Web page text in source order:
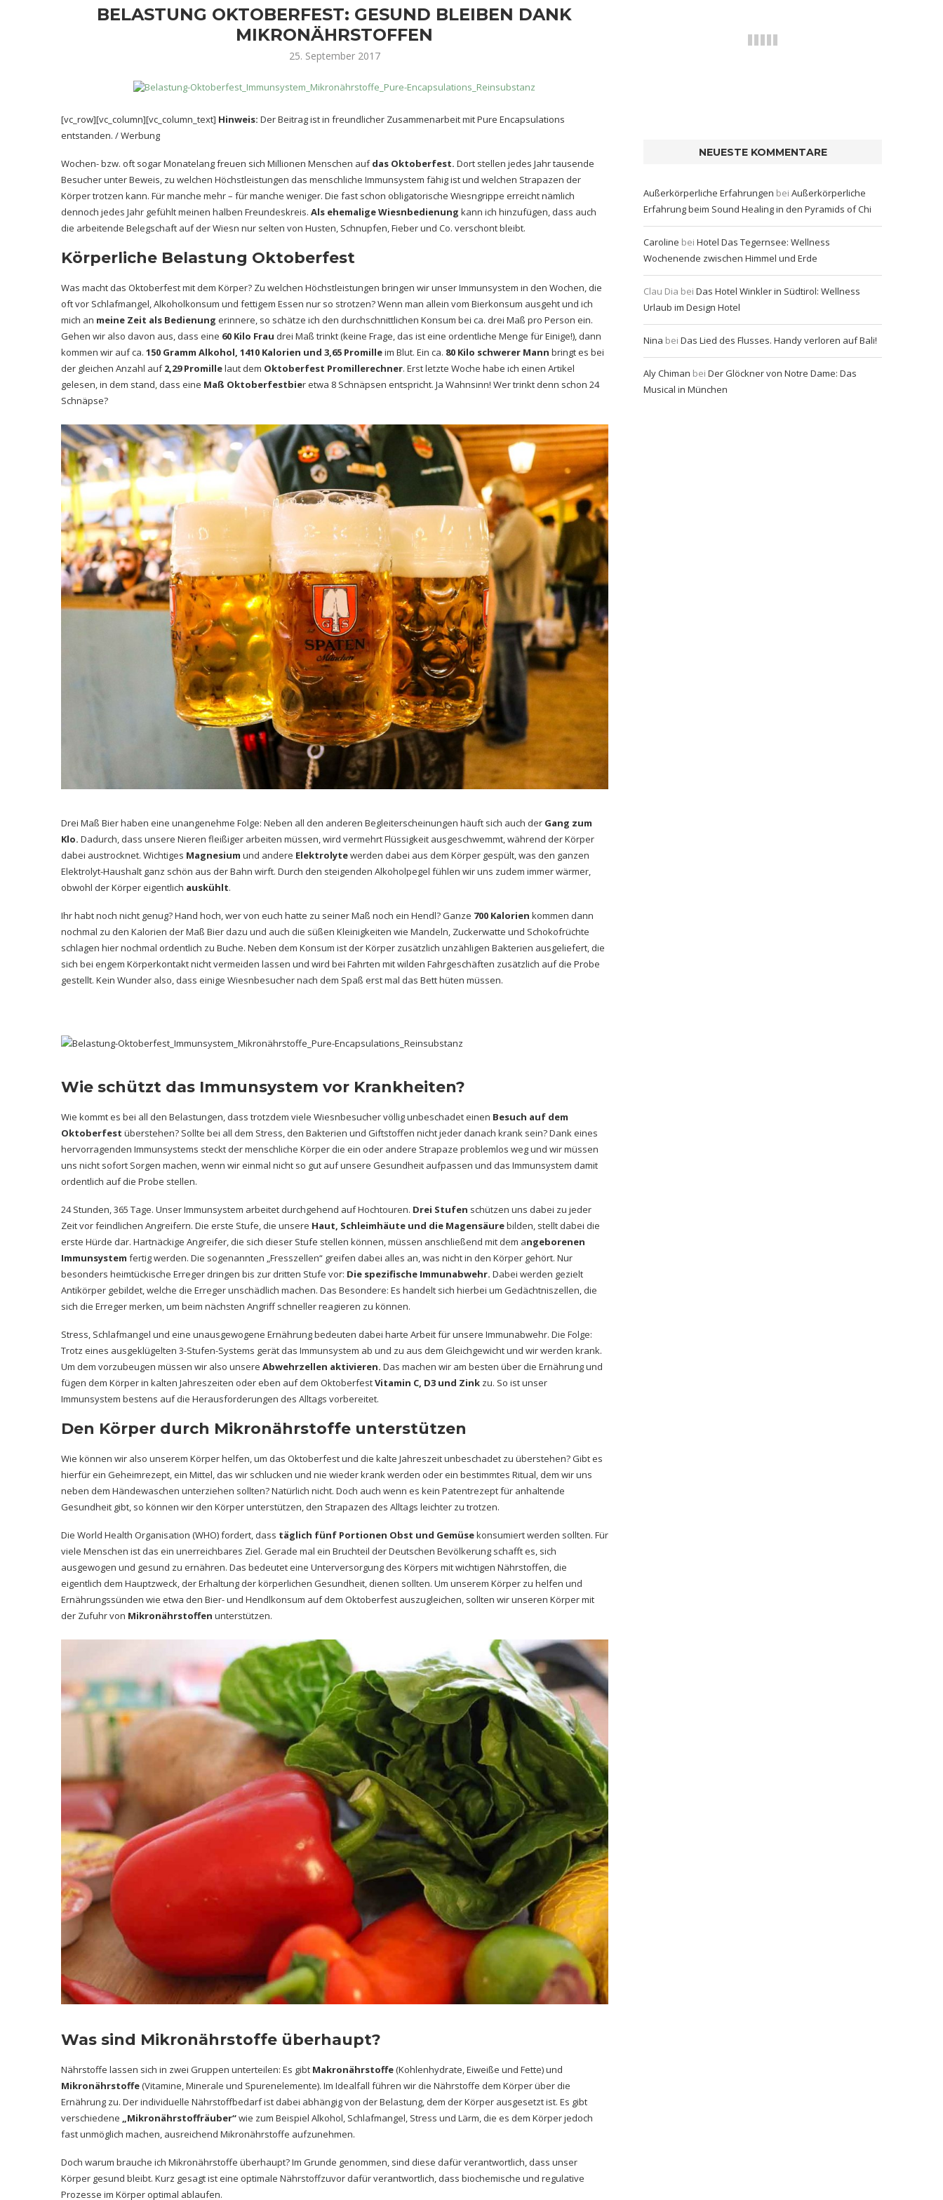
BELASTUNG OKTOBERFEST: GESUND BLEIBEN DANK
MIKRONÄHRSTOFFEN
25. September 2017
[vc_row][vc_column][vc_column_text] Hinweis: Der Beitrag ist in freundlicher Zusammenarbeit mit Pure Encapsulations
entstanden. / Werbung
Wochen- bzw. oft sogar Monatelang freuen sich Millionen Menschen aufdas Oktoberfest. Dort stellen jedes Jahr tausende
Besucher unter Beweis, zu welchen Höchstleistungen das menschliche Immunsystem fähig ist und welchen Strapazen der
Körper trotzen kann. Für manche mehr – für manche weniger. Die fast schon obligatorische Wiesngrippe erreicht nämlich
dennoch jedes Jahr gefühlt meinen halben Freundeskreis. Als ehemalige Wiesnbedienung kann ich hinzufügen, dass auch
die arbeitende Belegschaft auf der Wiesn nur selten von Husten, Schnupfen, Fieber und Co. verschont bleibt.
Körperliche Belastung Oktoberfest
Was macht das Oktoberfest mit dem Körper? Zu welchen Höchstleistungen bringen wir unser Immunsystem in den Wochen, die
oft vor Schlafmangel, Alkoholkonsum und fettigem Essen nur so strotzen? Wenn man allein vom Bierkonsum ausgeht und ich
mich an meine Zeit als Bedienung erinnere, so schätze ich den durchschnittlichen Konsum bei ca. drei Maß pro Person ein.
Gehen wir also davon aus, dass eine 60 Kilo Frau drei Maß trinkt (keine Frage, das ist eine ordentliche Menge für Einige!), dann
kommen wir auf ca. 150 Gramm Alkohol, 1410 Kalorien und 3,65 Promilleim Blut. Ein ca. 80 Kilo schwerer Mann bringt es bei
der gleichen Anzahl auf2,29 Promillelaut dem Oktoberfest Promillerechner. Erst letzte Woche habe ich einen Artikel
gelesen, in dem stand, dass eine Maß Oktoberfestbier etwa 8 Schnäpsen entspricht. Ja Wahnsinn! Wer trinkt denn schon 24
Schnäpse?
Drei Maß Bier haben eine unangenehme Folge: Neben all den anderen Begleiterscheinungen häuft sich auch der Gang zum
Klo. Dadurch, dass unsere Nieren fleißiger arbeiten müssen, wird vermehrt Flüssigkeit ausgeschwemmt, während der Körper
dabei austrocknet. Wichtiges Magnesium und andere Elektrolytewerden dabei aus dem Körper gespült, was den ganzen
Elektrolyt-Haushalt ganz schön aus der Bahn wirft. Durch den steigenden Alkoholpegel fühlen wir uns zudem immer wärmer,
obwohl der Körper eigentlich auskühlt.
Ihr habt noch nicht genug? Hand hoch, wer von euch hatte zu seiner Maß noch ein Hendl? Ganze 700 Kalorien kommen dann
nochmal zu den Kalorien der Maß Bier dazu und auch die süßen Kleinigkeiten wie Mandeln, Zuckerwatte und Schokofrüchte
schlagen hier nochmal ordentlich zu Buche. Neben dem Konsum ist der Körper zusätzlich unzähligen Bakterien ausgeliefert, die
sich bei engem Körperkontakt nicht vermeiden lassen und wird bei Fahrten mit wilden Fahrgeschäften zusätzlich auf die Probe
gestellt. Kein Wunder also, dass einige Wiesnbesucher nach dem Spaß erst mal das Bett hüten müssen.
Wie schützt das Immunsystem vor Krankheiten?
Wie kommt es bei all den Belastungen, dass trotzdem viele Wiesnbesucher völlig unbeschadet einen Besuch auf dem
Oktoberfest überstehen? Sollte bei all dem Stress, den Bakterien und Giftstoffen nicht jeder danach krank sein? Dank eines
hervorragenden Immunsystems steckt der menschliche Körper die ein oder andere Strapaze problemlos weg und wir müssen
uns nicht sofort Sorgen machen, wenn wir einmal nicht so gut auf unsere Gesundheit aufpassen und das Immunsystem damit
ordentlich auf die Probe stellen.
24 Stunden, 365 Tage. Unser Immunsystem arbeitet durchgehend auf Hochtouren. Drei Stufen schützen uns dabei zu jeder
Zeit vor feindlichen Angreifern. Die erste Stufe, die unsere Haut, Schleimhäute und die Magensäurebilden, stellt dabei die
erste Hürde dar. Hartnäckige Angreifer, die sich dieser Stufe stellen können, müssen anschließend mit dem angeborenen
Immunsystem fertig werden. Die sogenannten „Fresszellen“ greifen dabei alles an, was nicht in den Körper gehört. Nur
besonders heimtückische Erreger dringen bis zur dritten Stufe vor: Die spezifische Immunabwehr. Dabei werden gezielt
Antikörper gebildet, welche die Erreger unschädlich machen. Das Besondere: Es handelt sich hierbei um Gedächtniszellen, die
sich die Erreger merken, um beim nächsten Angriff schneller reagieren zu können.
Stress, Schlafmangel und eine unausgewogene Ernährung bedeuten dabei harte Arbeit für unsere Immunabwehr. Die Folge:
Trotz eines ausgeklügelten 3-Stufen-Systems gerät das Immunsystem ab und zu aus dem Gleichgewicht und wir werden krank.
Um dem vorzubeugen müssen wir also unsere Abwehrzellen aktivieren. Das machen wir am besten über die Ernährung und
fügen dem Körper in kalten Jahreszeiten oder eben auf dem OktoberfestVitamin C, D3 und Zink zu. So ist unser
Immunsystem bestens auf die Herausforderungen des Alltags vorbereitet.
Den Körper durch Mikronährstoffe unterstützen
Wie können wir also unserem Körper helfen, um das Oktoberfest und die kalte Jahreszeit unbeschadet zu überstehen? Gibt es
hierfür ein Geheimrezept, ein Mittel, das wir schlucken und nie wieder krank werden oder ein bestimmtes Ritual, dem wir uns
neben dem Händewaschen unterziehen sollten? Natürlich nicht. Doch auch wenn es kein Patentrezept für anhaltende
Gesundheit gibt, so können wir den Körper unterstützen, den Strapazen des Alltags leichter zu trotzen.
Die World Health Organisation (WHO) fordert, dass täglich fünf Portionen Obst und Gemüsekonsumiert werden sollten. Für
viele Menschen ist das ein unerreichbares Ziel. Gerade mal ein Bruchteil der Deutschen Bevölkerung schafft es, sich
ausgewogen und gesund zu ernähren. Das bedeutet eine Unterversorgung des Körpers mit wichtigen Nährstoffen, die
eigentlich dem Hauptzweck, der Erhaltung der körperlichen Gesundheit, dienen sollten. Um unserem Körper zu helfen und
Ernährungssünden wie etwa den Bier- und Hendlkonsum auf dem Oktoberfest auszugleichen, sollten wir unseren Körper mit
der Zufuhr von Mikronährstoffen unterstützen.
Was sind Mikronährstoffe überhaupt?
Nährstoffe lassen sich in zwei Gruppen unterteilen: Es gibt Makronährstoffe(Kohlenhydrate, Eiweiße und Fette) und
Mikronährstoffe(Vitamine, Minerale und Spurenelemente). Im Idealfall führen wir die Nährstoffe dem Körper über die
Ernährung zu. Der individuelle Nährstoffbedarf ist dabei abhängig von der Belastung, dem der Körper ausgesetzt ist. Es gibt
verschiedene „Mikronährstoffräuber“wie zum Beispiel Alkohol, Schlafmangel, Stress und Lärm, die es dem Körper jedoch
fast unmöglich machen, ausreichend Mikronährstoffe aufzunehmen.
Doch warum brauche ich Mikronährstoffe überhaupt? Im Grunde genommen, sind diese dafür verantwortlich, dass unser
Körper gesund bleibt. Kurz gesagt ist eine optimale Nährstoffzuvor dafür verantwortlich, dass biochemische und regulative
Prozesse im Körper optimal ablaufen.
NEUESTE KOMMENTARE
Außerkörperliche Erfahrungen bei Außerkörperliche
Erfahrung beim Sound Healing in den Pyramids of Chi
Caroline bei Hotel Das Tegernsee: Wellness
Wochenende zwischen Himmel und Erde
Clau Dia bei Das Hotel Winkler in Südtirol: Wellness
Urlaub im Design Hotel
Nina bei Das Lied des Flusses. Handy verloren auf Bali!
Aly Chiman bei Der Glöckner von Notre Dame: Das
Musical in München